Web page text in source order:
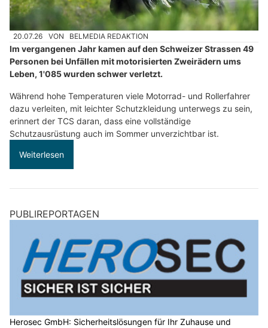
20.07.26 VON BELMEDIA REDAKTION
Im vergangenen Jahr kamen auf den Schweizer Strassen 49
Personen bei Unfällen mit motorisierten Zweirädern ums
Leben, 1'085 wurden schwer verletzt.
Während hohe Temperaturen viele Motorrad- und Rollerfahrer
dazu verleiten, mit leichter Schutzkleidung unterwegs zu sein,
erinnert der TCS daran, dass eine vollständige
Schutzausrüstung auch im Sommer unverzichtbar ist.
Weiterlesen
PUBLIREPORTAGEN
Herosec GmbH: Sicherheitslösungen für Ihr Zuhause und